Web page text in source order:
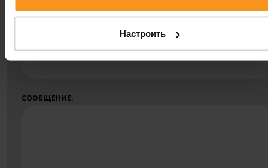
Настроить
СООБЩЕНИЕ: